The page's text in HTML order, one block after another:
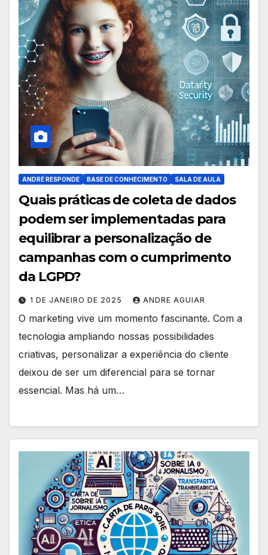
ANDRÉ RESPONDE BASE DE CONHECIMENTO SALA DE AULA
Quais práticas de coleta de dados
podem ser implementadas para
equilibrar a personalização de
campanhas com o cumprimento
da LGPD?
1 DE JANEIRO DE 2025 ANDRE AGUIAR
O marketing vive um momento fascinante. Com a
tecnologia ampliando nossas possibilidades
criativas, personalizar a experiência do cliente
deixou de ser um diferencial para se tornar
essencial. Mas há um…